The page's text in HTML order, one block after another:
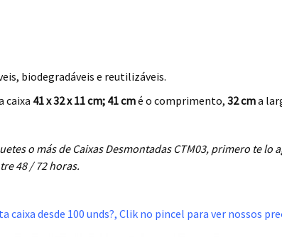
biodegradáveis e reutilizáveis.
caixa 41 x 32 x 11 cm; 41 cmé o comprimento, 32 cma
o más de Caixas Desmontadas CTM03, primero te lo
48 / 72 horas.
caixa desde 100 unds?, Clik no pincel para ver nossos